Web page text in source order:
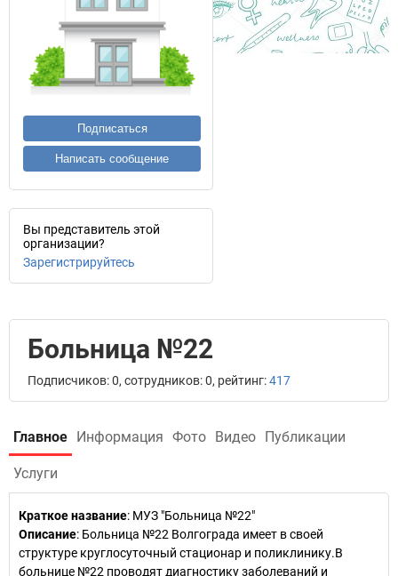
Подписаться
Написать сообщение
Вы представитель этой
организации?
Зарегистрируйтесь
Больница №22
Подписчиков: 0, сотрудников: 0, рейтинг:417
Главное Информация Фото Видео Публикации
Услуги
Краткое название: МУЗ "Больница №22"
Описание: Больница №22 Волгограда имеет в своей
структуре круглосуточный стационар и поликлинику.В
больнице №22 проводят диагностику заболеваний и